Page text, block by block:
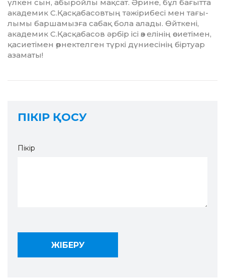
үлкен сын, абыройлы мақсат. Әрине, бұл бағытта
академик С.Қасқабасовтың тәжірибесі мен тағы­
лымы баршамызға сабақ бола алады. Өйткені,
академик С.Қасқабасов әрбір ісі өз елінің өсиетімен,
қасиетімен өрнектелген түркі дүниесі­нің біртуар
азаматы!
ПІКІР ҚОСУ
Пікір